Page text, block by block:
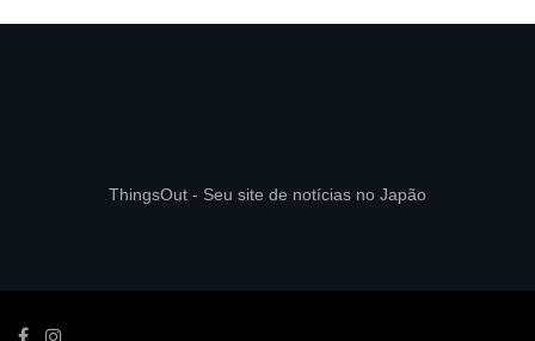
ThingsOut - Seu site de notícias no Japão